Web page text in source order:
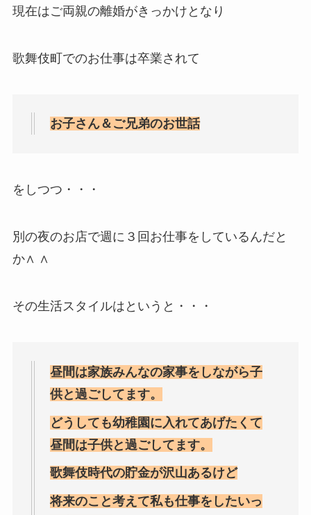
現在はご両親の離婚がきっかけとなり
歌舞伎町でのお仕事は卒業されて
お子さん＆ご兄弟のお世話
をしつつ・・・
別の夜のお店で週に３回お仕事をしているんだと
か∧ ∧
その生活スタイルはというと・・・
昼間は家族みんなの家事をしながら子
供と過ごしてます。
どうしても幼稚園に入れてあげたくて
昼間は子供と過ごしてます。
歌舞伎時代の貯金が沢山あるけど
将来のこと考えて私も仕事をしたいっ